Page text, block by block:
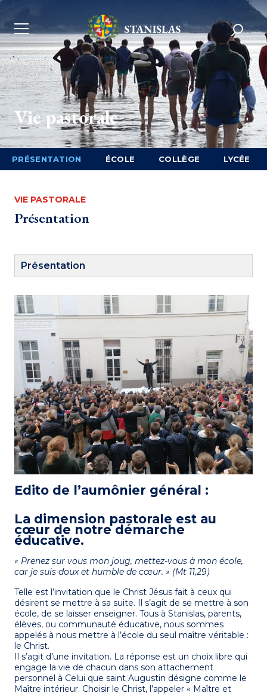
Vie pastorale
PRÉSENTATION ÉCOLE COLLÈGE LYCÉE
VIE PASTORALE
Présentation
Présentation
Edito de l’aumônier général :
La dimension pastorale est au
cœur de notre démarche
éducative.
« Prenez sur vous mon joug, mettez-vous à mon école,
car je suis doux et humble de cœur. » (Mt 11,29)
Telle est l’invitation que le Christ Jésus fait à ceux qui
désirent se mettre à sa suite. Il s’agit de se mettre à son
école, de se laisser enseigner. Tous à Stanislas, parents,
élèves, ou communauté éducative, nous sommes
appelés à nous mettre à l’école du seul maître véritable :
le Christ.
Il s’agit d’une invitation. La réponse est un choix libre qui
engage la vie de chacun dans son attachement
personnel à Celui que saint Augustin désigne comme le
Maître intérieur. Choisir le Christ, l’appeler « Maître et